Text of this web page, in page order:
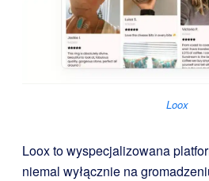
Loox
Loox to wyspecjalizowana
niemal wyłącznie na